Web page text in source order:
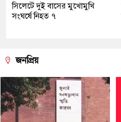
সিলেটে দুই বাসের মুখোমুখি
সংঘর্ষে নিহত ৭
জনপ্রিয়